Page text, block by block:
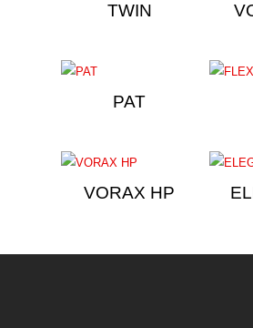
TWIN
PAT
VORAX HP